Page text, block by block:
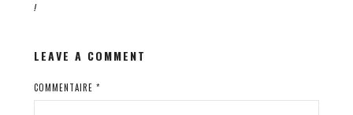
!
LEAVE A COMMENT
COMMENTAIRE *